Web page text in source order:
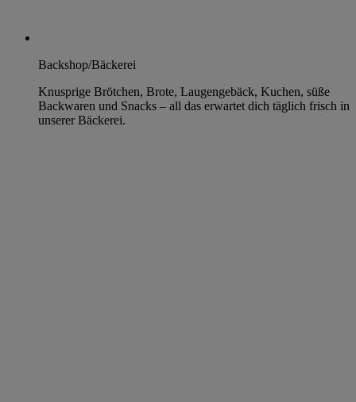
Backshop/Bäckerei
Knusprige Brötchen, Brote, Laugengebäck, Kuchen, süße
Backwaren und Snacks – all das erwartet dich täglich frisch in
unserer Bäckerei.